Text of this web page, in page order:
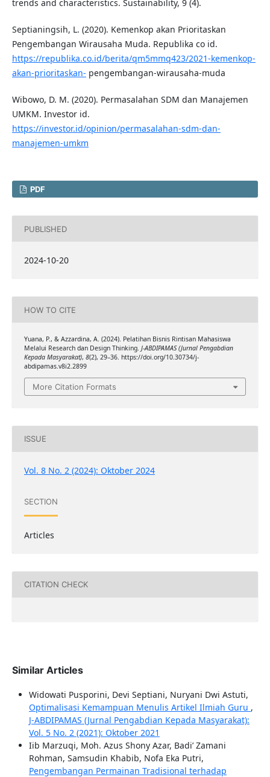
trends and characteristics. Sustainability, 9 (4).
Septianingsih, L. (2020). Kemenkop akan Prioritaskan
Pengembangan Wirausaha Muda. Republika co id.
https://republika.co.id/berita/qm5mmq423/2021-kemenkop-
akan-prioritaskan- pengembangan-wirausaha-muda
Wibowo, D. M. (2020). Permasalahan SDM dan Manajemen
UMKM. Investor id.
https://investor.id/opinion/permasalahan-sdm-dan-
manajemen-umkm
PDF
PUBLISHED
2024-10-20
HOW TO CITE
Yuana, P., & Azzardina, A. (2024). Pelatihan Bisnis Rintisan Mahasiswa
Melalui Research dan Design Thinking. J-ABDIPAMAS (Jurnal Pengabdian
Kepada Masyarakat), 8(2), 29–36. https://doi.org/10.30734/j-
abdipamas.v8i2.2899
More Citation Formats
ISSUE
Vol. 8 No. 2 (2024): Oktober 2024
SECTION
Articles
CITATION CHECK
Similar Articles
Widowati Pusporini, Devi Septiani, Nuryani Dwi Astuti,
Optimalisasi Kemampuan Menulis Artikel Ilmiah Guru ,
J-ABDIPAMAS (Jurnal Pengabdian Kepada Masyarakat):
Vol. 5 No. 2 (2021): Oktober 2021
Iib Marzuqi, Moh. Azus Shony Azar, Badi’ Zamani
Rohman, Samsudin Khabib, Nofa Eka Putri,
Pengembangan Permainan Tradisional terhadap